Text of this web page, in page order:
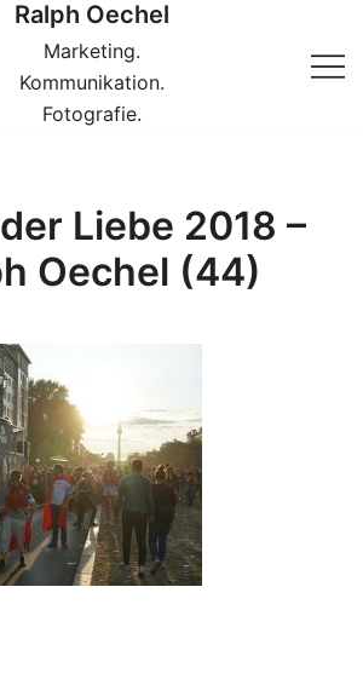
Ralph Oechel
Marketing.
Kommunikation.
Fotografie.
Liebe 2018 –
Oechel (44)